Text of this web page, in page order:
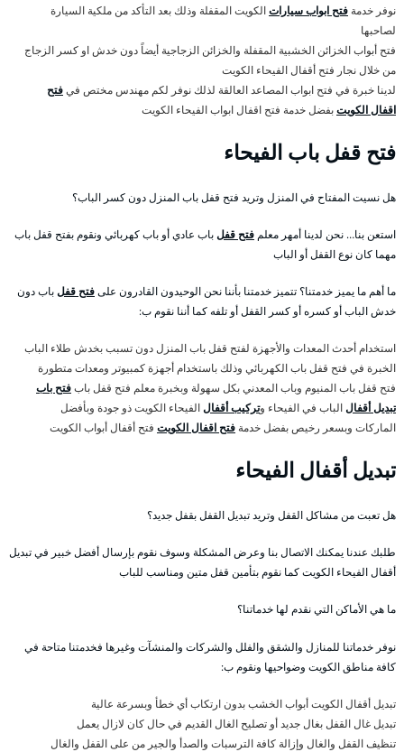
نوفر خدمة فتح ابواب سياراتالكويت المقفلة وذلك بعد التأكد من ملكية السيارة
لصاحبها
فتح أبواب الخزائن الخشبية المقفلة والخزائن الزجاجية أيضاً دون خدش او كسر الزجاج
من خلال نجار فتح أقفال الفيحاء الكويت
لدينا خبرة في فتح ابواب المصاعد العالقة لذلك نوفر لكم مهندس مختص فيفتح
اقفال الكويتبفضل خدمة فتح اقفال ابواب الفيحاء الكويت
فتح قفل باب الفيحاء
هل نسيت المفتاح في المنزل وتريد فتح قفل باب المنزل دون كسر الباب؟
استعن بنا… نحن لدينا أمهر معلم فتح قفلباب عادي أو باب كهربائي ونقوم بفتح قفل باب
مهما كان نوع القفل أو الباب
ما أهم ما يميز خدمتنا؟ تتميز خدمتنا بأننا نحن الوحيدون القادرون علىفتح قفلباب دون
خدش الباب أو كسره أو كسر القفل أو تلفه كما أننا نقوم ب:
استخدام أحدث المعدات والأجهزة لفتح قفل باب المنزل دون تسبب بخدش طلاء الباب
الخبرة في فتح قفل باب الكهربائي وذلك باستخدام أجهزة كمبيوتر ومعدات متطورة
فتح قفل باب المنيوم وباب المعدني بكل سهولة وبخبرة معلم فتح قفل بابفتح باب
تبديل أقفالالباب في الفيحاء وتركيب أقفالالفيحاء الكويت ذو جودة وبأفضل
الماركات وبسعر رخيص بفضل خدمة فتح اقفال الكويت فتح أقفال أبواب الكويت
تبديل أقفال الفيحاء
هل تعبت من مشاكل القفل وتريد تبديل القفل بقفل جديد؟
طلبك عندنا يمكنك الاتصال بنا وعرض المشكلة وسوف نقوم بإرسال أفضل خبير في تبديل
أقفال الفيحاء الكويت كما نقوم بتأمين قفل متين ومناسب للباب
ما هي الأماكن التي نقدم لها خدماتنا؟
نوفر خدماتنا للمنازل والشقق والفلل والشركات والمنشآت وغيرها فخدمتنا متاحة في
كافة مناطق الكويت وضواحيها ونقوم ب:
تبديل أقفال الكويت أبواب الخشب بدون ارتكاب أي خطأ وبسرعة عالية
تبديل غال القفل بغال جديد أو تصليح الغال القديم في حال كان لازال يعمل
تنظيف القفل والغال وإزالة كافة الترسبات والصدأ والجير من على القفل والغال